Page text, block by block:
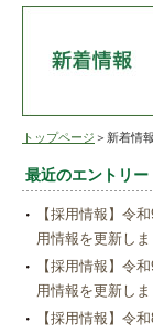
トップページ ＞新着情報
最近のエントリー
【採用情報】令
用情報を更新しま
【採用情報】令
用情報を更新しま
【採用情報】令